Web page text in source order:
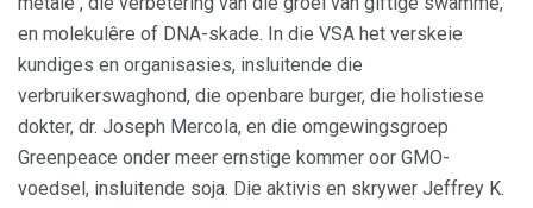
en molekulêre of DNA-skade. In die VSA het verskeie
kundiges en organisasies, insluitende die
verbruikerswaghond, die openbare burger, die holistiese
dokter, dr. Joseph Mercola, en die omgewingsgroep
Greenpeace onder meer ernstige kommer oor GMO-
voedsel, insluitende soja. Die aktivis en skrywer Jeffrey K.